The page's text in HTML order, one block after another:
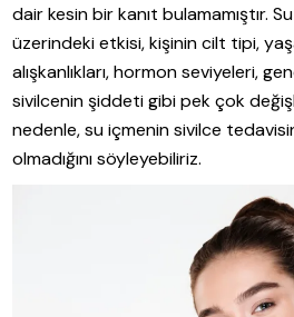
dair kesin bir kanıt bulamamıştır.
üzerindeki etkisi, kişinin cilt tipi,
alışkanlıkları, hormon seviyeleri,
sivilcenin şiddeti gibi pek çok
nedenle, su içmenin sivilce
olmadığını söyleyebiliriz.